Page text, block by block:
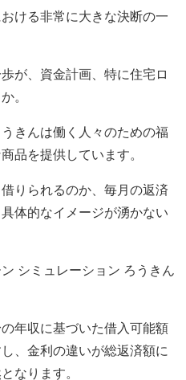
ける非常に大きな決断の一
が、資金計画、特に住宅ロ
。
きんは働く人々のための福
品を提供しています。
りられるのか、毎月の返済
体的なイメージが湧かない
シミュレーション ろうきん
年収に基づいた借入可能額
、金利の違いが総返済額に
なります。